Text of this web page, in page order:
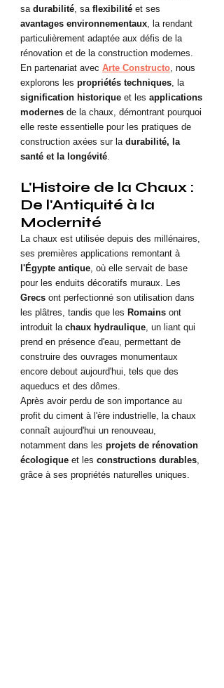
sa durabilité, sa flexibilité et ses
avantages environnementaux, la rendant
particulièrement adaptée aux défis de la
rénovation et de la construction modernes.
En partenariat avec Arte Constructo, nous
explorons les propriétés techniques, la
signification historique et les applications
modernes de la chaux, démontrant pourquoi
elle reste essentielle pour les pratiques de
construction axées sur la durabilité, la
santé et la longévité.
L'Histoire de la Chaux :
De l'Antiquité à la
Modernité
La chaux est utilisée depuis des millénaires,
ses premières applications remontant à
l'Égypte antique, où elle servait de base
pour les enduits décoratifs muraux. Les
Grecs ont perfectionné son utilisation dans
les plâtres, tandis que les Romains ont
introduit la chaux hydraulique, un liant qui
prend en présence d'eau, permettant de
construire des ouvrages monumentaux
encore debout aujourd'hui, tels que des
aqueducs et des dômes.
Après avoir perdu de son importance au
profit du ciment à l'ère industrielle, la chaux
connaît aujourd'hui un renouveau,
notamment dans les projets de rénovation
écologique et les constructions durables,
grâce à ses propriétés naturelles uniques.